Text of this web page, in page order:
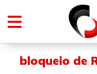
bloqueio de